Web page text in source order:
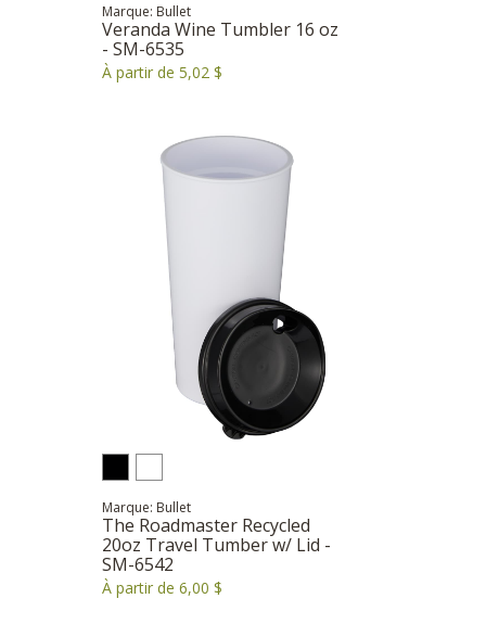
Marque: Bullet
Veranda Wine Tumbler 16 oz
- SM-6535
À partir de 5,02 $
Marque: Bullet
The Roadmaster Recycled
20oz Travel Tumber w/ Lid -
SM-6542
À partir de 6,00 $